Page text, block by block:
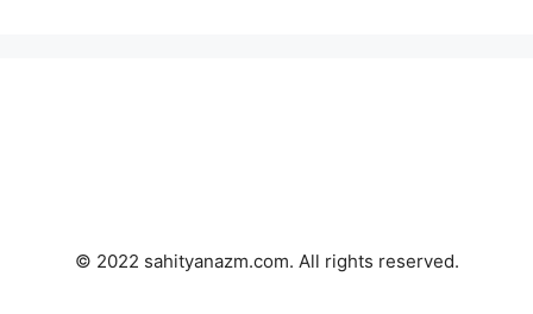
© 2022 sahityanazm.com. All rights reserved.